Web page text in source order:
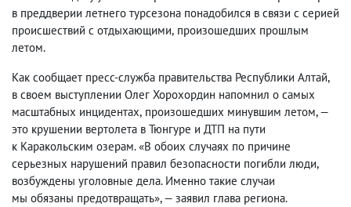
в преддверии летнего турсезона понадобился в связи с серией
происшествий с отдыхающими, произошедших прошлым
летом.
Как сообщает пресс-служба правительства Республики Алтай,
в своем выступлении Олег Хорохордин напомнил о самых
масштабных инцидентах, произошедших минувшим летом, —
это крушении вертолета в Тюнгуре и ДТП на пути
к Каракольским озерам. «В обоих случаях по причине
серьезных нарушений правил безопасности погибли люди,
возбуждены уголовные дела. Именно такие случаи
мы обязаны предотвращать», — заявил глава региона.